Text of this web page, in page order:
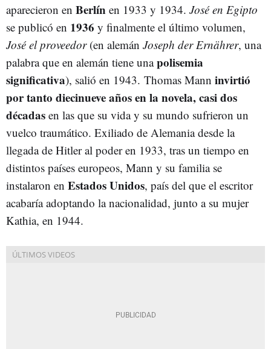
aparecieron en Berlín en 1933 y 1934. José en Egipto
se publicó en 1936 y finalmente el último volumen,
José el proveedor(en alemán Joseph der Ernährer, una
palabra que en alemán tiene unapolisemia
significativa), salió en 1943. Thomas Mann invirtió
por tanto diecinueve años en la novela, casi dos
décadas en las que su vida y su mundo sufrieron un
vuelco traumático. Exiliado de Alemania desde la
llegada de Hitler al poder en 1933, tras un tiempo en
distintos países europeos, Mann y su familia se
instalaron en Estados Unidos, país del que el escritor
acabaría adoptando la nacionalidad, junto a su mujer
Kathia, en 1944.